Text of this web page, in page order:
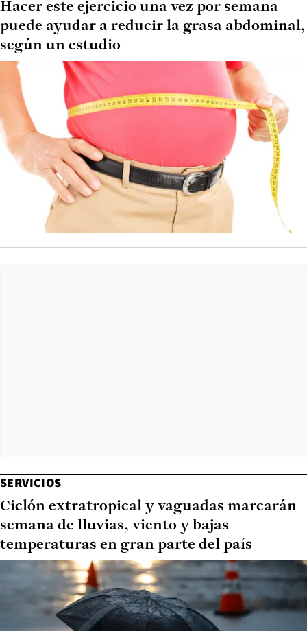
Hacer este ejercicio una vez por semana
puede ayudar a reducir la grasa abdominal,
según un estudio
SERVICIOS
Ciclón extratropical y vaguadas marcarán
semana de lluvias, viento y bajas
temperaturas en gran parte del país